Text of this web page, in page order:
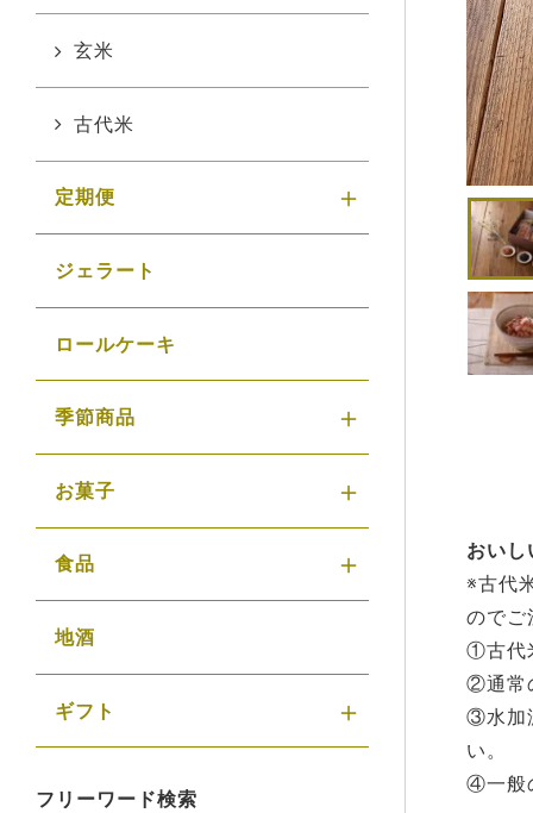
おいし
※古代
のでご
①古代
②通常
③水加
い。
④一般
玄米
古代米
定期便
ジェラート
ロールケーキ
季節商品
お菓子
食品
地酒
ギフト
フリーワード検索